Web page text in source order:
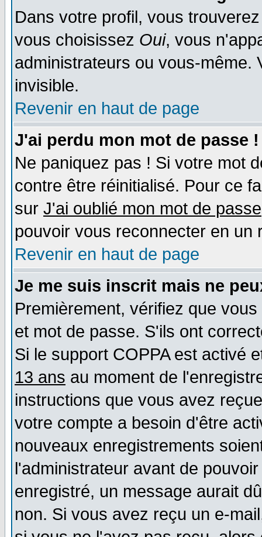
Dans votre profil, vous
vous choisissez Oui, vous
administrateurs ou vous-même.
invisible.
Revenir en haut de page
J'ai perdu mon mot de passe !
Ne paniquez pas ! Si votre mot
contre être réinitialisé. Pour ce
sur J'ai oublié mon mot de passe
pouvoir vous reconnecter en un
Revenir en haut de page
Je me suis inscrit mais ne
Premièrement, vérifiez que
et mot de passe. S'ils ont
Si le support COPPA est activé
13 ans au moment de
instructions que vous avez
votre compte a besoin d'être
nouveaux enregistrements
l'administrateur avant de
enregistré, un message aurait
non. Si vous avez reçu un e-